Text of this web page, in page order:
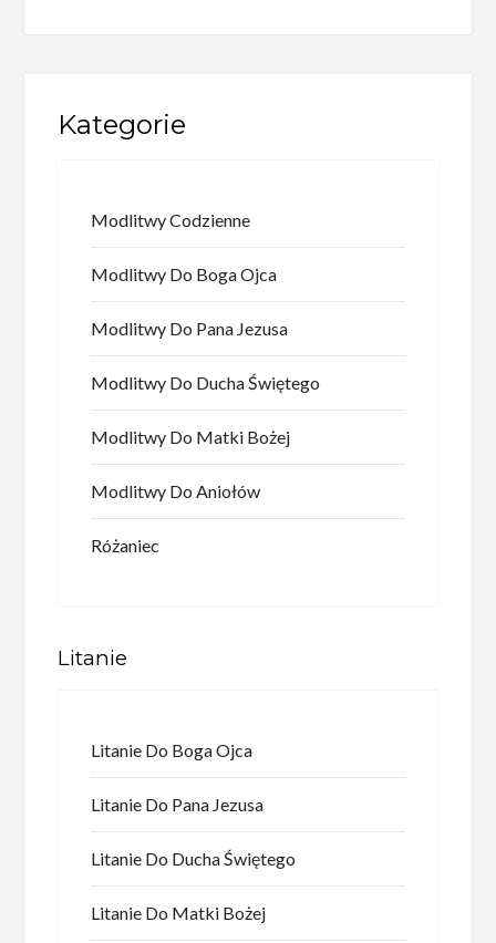
Kategorie
Modlitwy Codzienne
Modlitwy Do Boga Ojca
Modlitwy Do Pana Jezusa
Modlitwy Do Ducha Świętego
Modlitwy Do Matki Bożej
Modlitwy Do Aniołów
Różaniec
Litanie
Litanie Do Boga Ojca
Litanie Do Pana Jezusa
Litanie Do Ducha Świętego
Litanie Do Matki Bożej